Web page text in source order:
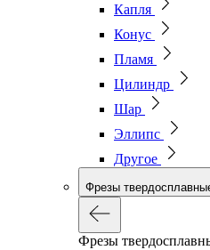
Капля
Конус
Пламя
Цилиндр
Шар
Эллипс
Другое
Фрезы
Фрезы